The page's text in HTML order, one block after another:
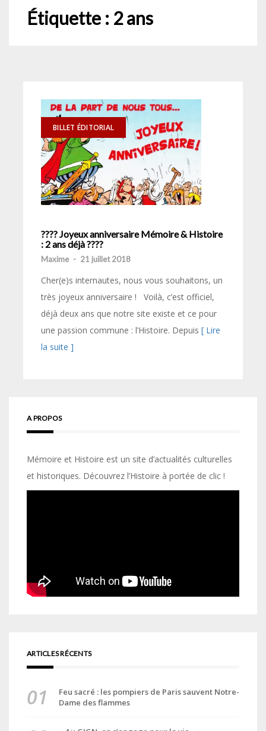
Étiquette : 2 ans
BILLET ÉDITORIAL
???? Joyeux anniversaire Mémoire & Histoire
: 2 ans déjà ????
Maxime - 21 juillet 2018
Cher(e)s internautes, nous vous souhaitons, un
très joyeux anniversaire ! Voilà, c’est officiel,
déjà deux ans que notre site existe et ce pour
une passion commune : l’Histoire. Depuis [ Lire
la suite ]
A PROPOS
Mémoire et Histoire est un site d’actualités culturelles
et historiques. Découvrez l’Histoire à portée de clic !
ARTICLES RÉCENTS
Feu sacré : les pompiers de Paris sauvent Notre-
Dame des flammes